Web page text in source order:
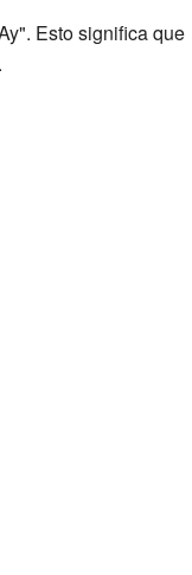
Esto significa que